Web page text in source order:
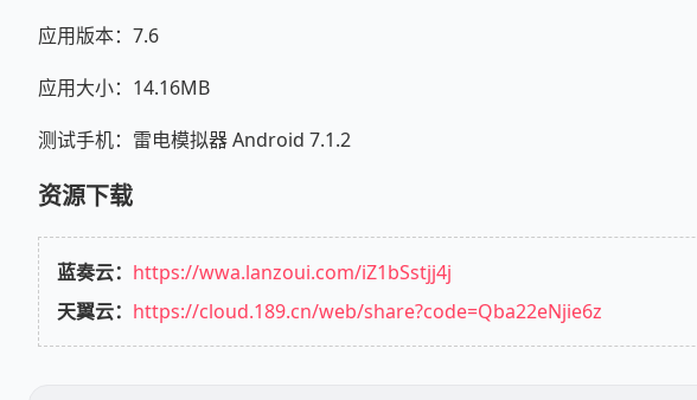
应用版本：7.6
应用大小：14.16MB
测试手机：雷电模拟器 Android 7.1.2
资源下载
蓝奏云： https://wwa.lanzoui.com/iZ1bSstjj4j
天翼云： https://cloud.189.cn/web/share?code=Qba22eNjie6z